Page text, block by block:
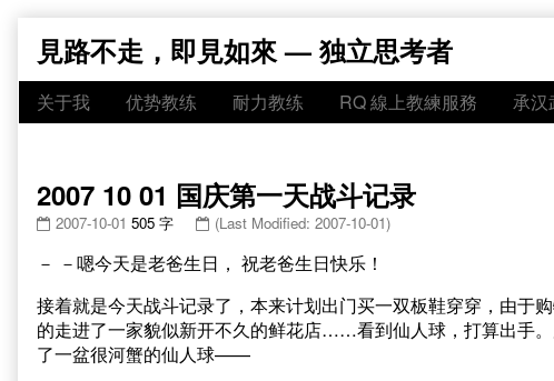
content
見路不走，即見如來 — 独立思考者
关于我 优势教练 耐力教练 RQ 線上教練服務 承汉
2007 10 01 国庆第一天战斗记录
2007-10-01 505 字 (Last Modified: 2007-10-01)
－ －嗯今天是老爸生日， 祝老爸生日快乐！
接着就是今天战斗记录了，本来计划出门买一双板鞋穿穿，由于
的走进了一家貌似新开不久的鲜花店……看到仙人球，打算出手
了一盆很河蟹的仙人球——